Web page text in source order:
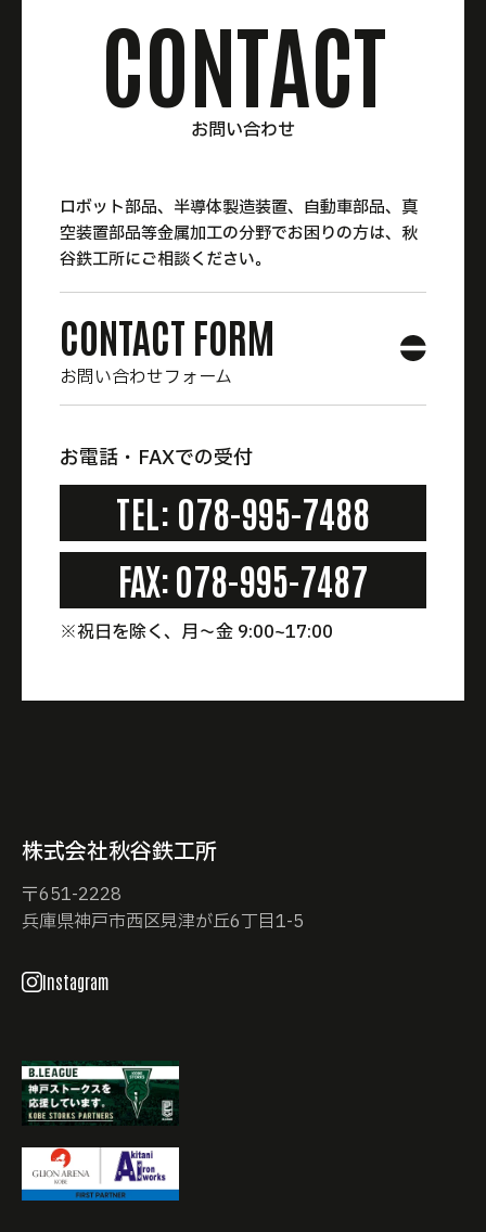
CONTACT
お問い合わせ
ロボット部品、半導体製造装置、自動車部品、真
空装置部品等金属加工の分野でお困りの方は、秋
谷鉄工所にご相談ください。
CONTACT FORM
CONTACT FORM
お問い合わせフォーム
お電話・FAXでの受付
TEL: 078-995-7488
FAX:078-995-7487
※祝日を除く、月〜金 9:00~17:00
株式会社秋谷鉄工所
〒651-2228
兵庫県神戸市西区見津が丘6丁目1-5
Instagram